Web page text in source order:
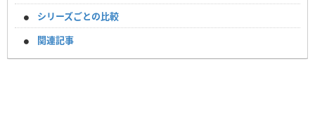
シリーズごとの比較
関連記事